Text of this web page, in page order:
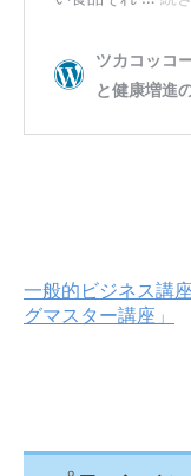
一般的ビジネス講
グマスター講座」